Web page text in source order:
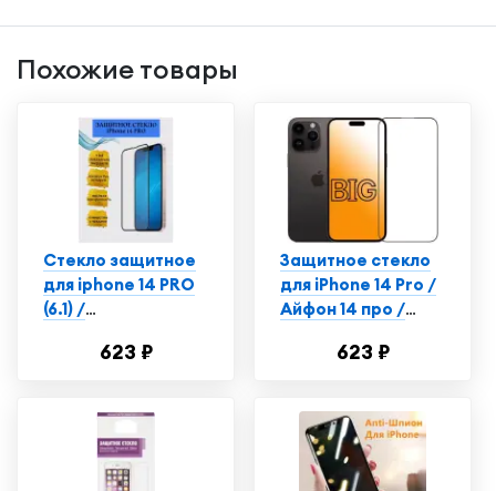
Похожие товары
Стекло защитное
для iphone 14 PRO
(6.1) /
стекло на айфон 14
623 ₽
Защитное стекло
для iPhone 14 Pro /
Айфон 14 про /
закаленное
шт.)
623 ₽